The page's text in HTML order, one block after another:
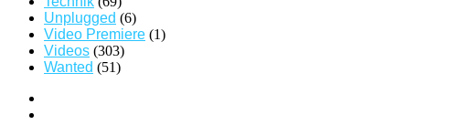
Unplugged (6)
Video Premiere (1)
Videos (303)
Wanted (51)